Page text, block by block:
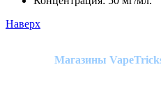
Наверх
Магазины